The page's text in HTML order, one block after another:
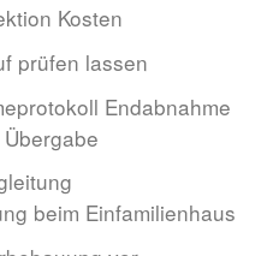
Kosten
prüfen lassen
Endabnahme
beim Einfamilienhaus